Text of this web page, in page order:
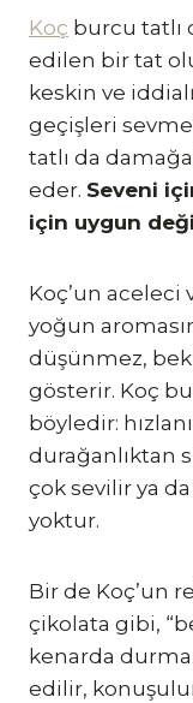
Koç burcu tatlı
edilen bir tat
keskin ve
geçişleri
tatlı da
eder. Seveni
için uygun
Koç’un aceleci
yoğun
düşünmez,
gösterir. Koç
böyledir:
durağanlıktan
çok sevilir ya
yoktur.
Bir de Koç’un
çikolata gibi,
kenarda
edilir,